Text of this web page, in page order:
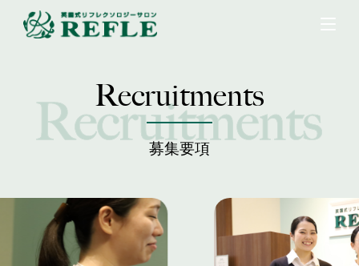
Recruitments
募集要項